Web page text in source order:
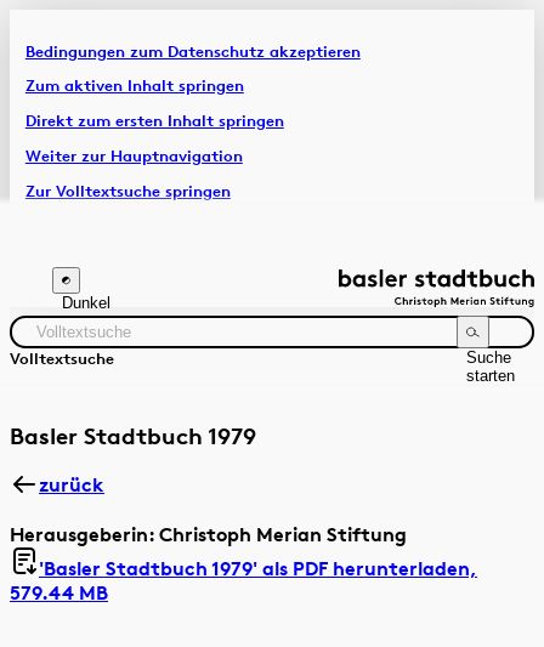
Bedingungen zum Datenschutz akzeptieren
Zum aktiven Inhalt springen
Direkt zum ersten Inhalt springen
Weiter zur Hauptnavigation
Zur Volltextsuche springen
Artikel & Dossiers
Chronik
Dunkel
Volltextsuche
Suche
starten
Zeitraum Autor:in
Basler Stadtbuch 1979
zurück
Herausgeberin: Christoph Merian Stiftung
'Basler Stadtbuch 1979' als PDF herunterladen,
579.44 MB